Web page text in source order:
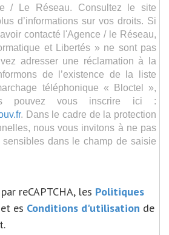
/ Le Réseau. Consultez le site
d’informations sur vos droits. Si
contacté l'Agence / le Réseau,
et Libertés » ne sont pas
adresser une réclamation à la
de l’existence de la liste
téléphonique « Bloctel »,
pouvez vous inscrire ici :
. Dans le cadre de la protection
nous vous invitons à ne pas
dans le champ de saisie
reCAPTCHA, les Politiques
et es Conditions d'utilisation de